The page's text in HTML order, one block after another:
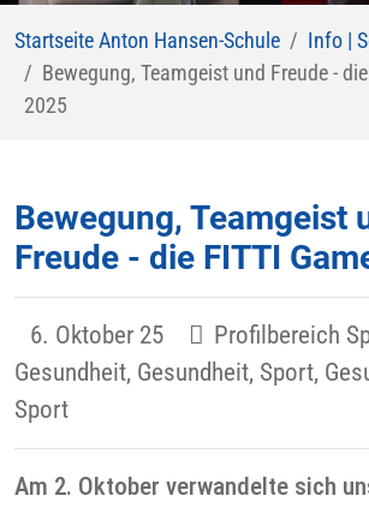
Startseite Anton Hansen-Schule Info |
Bewegung, Teamgeist und Freude -
2025
Bewegung, Teamgeist
Freude - die FITTI
6. Oktober 25
Profilbereich
Gesundheit, Gesundheit, Sport,
Sport
Am 2. Oktober verwandelte sich